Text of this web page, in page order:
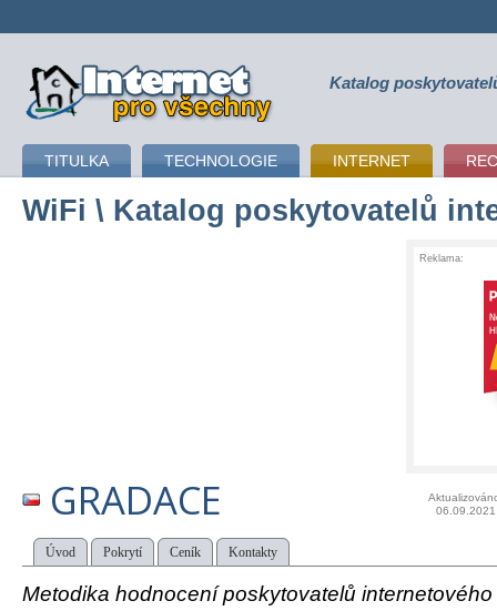
připojení k internetu Katalog
TITULKA TECHNOLOGIE INTERNET
WiFi \ Katalog poskytovatelů
Reklama:
GRADACE
06.09.2021
Úvod Pokrytí Ceník Kontakty
Metodika hodnocení poskytovatelů